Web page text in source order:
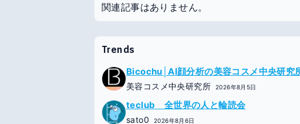
関連記事はありません。
Trends
Bicochu│AI顔分析の美容コスメ中央研究
美容コスメ中央研究所 2026年8月5日
teclub 全世界の人と輪読会
sato0 2026年8月6日